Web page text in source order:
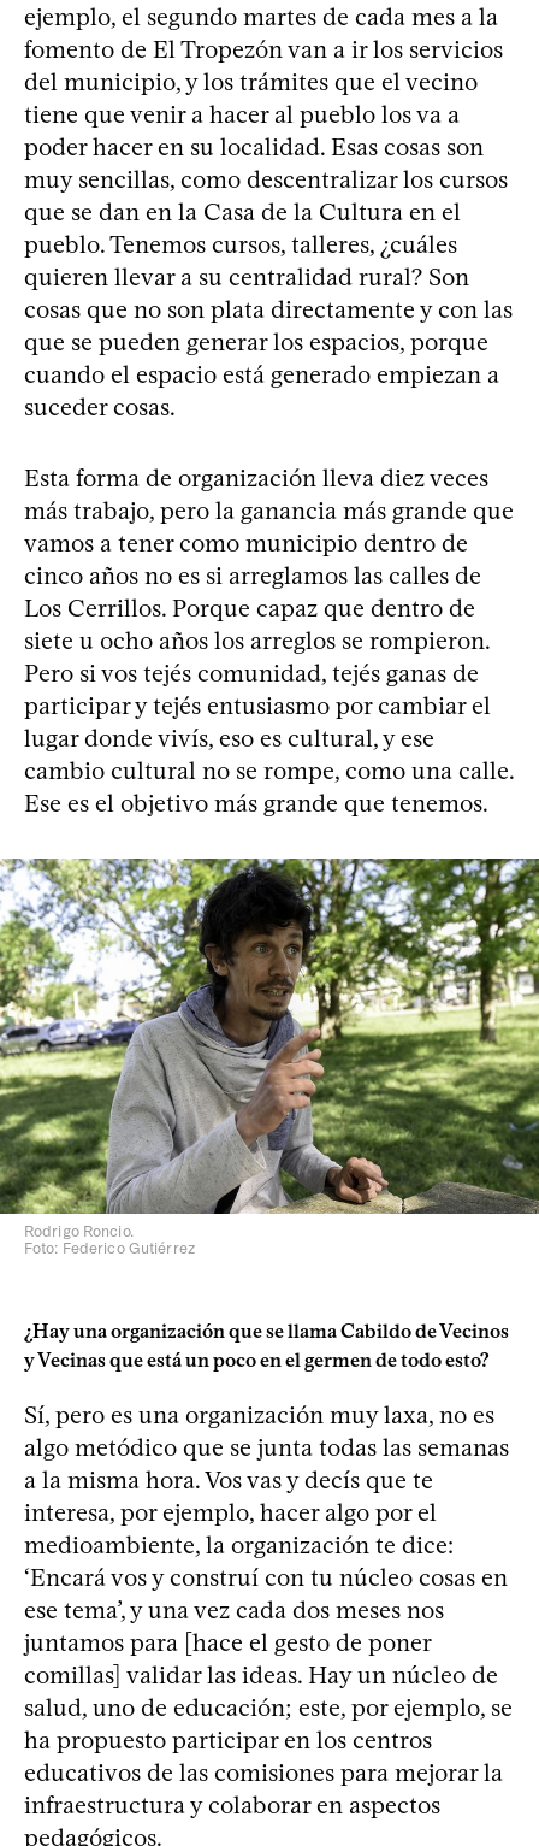
ejemplo, el segundo martes de cada mes a la
fomento de El Tropezón van a ir los servicios
del municipio, y los trámites que el vecino
tiene que venir a hacer al pueblo los va a
poder hacer en su localidad. Esas cosas son
muy sencillas, como descentralizar los cursos
que se dan en la Casa de la Cultura en el
pueblo. Tenemos cursos, talleres, ¿cuáles
quieren llevar a su centralidad rural? Son
cosas que no son plata directamente y con las
que se pueden generar los espacios, porque
cuando el espacio está generado empiezan a
suceder cosas.
Esta forma de organización lleva diez veces
más trabajo, pero la ganancia más grande que
vamos a tener como municipio dentro de
cinco años no es si arreglamos las calles de
Los Cerrillos. Porque capaz que dentro de
siete u ocho años los arreglos se rompieron.
Pero si vos tejés comunidad, tejés ganas de
participar y tejés entusiasmo por cambiar el
lugar donde vivís, eso es cultural, y ese
cambio cultural no se rompe, como una calle.
Ese es el objetivo más grande que tenemos.
Rodrigo Roncio.
Foto: Federico Gutiérrez
¿Hay una organización que se llama Cabildo de Vecinos
y Vecinas que está un poco en el germen de todo esto?
Sí, pero es una organización muy laxa, no es
algo metódico que se junta todas las semanas
a la misma hora. Vos vas y decís que te
interesa, por ejemplo, hacer algo por el
medioambiente, la organización te dice:
‘Encará vos y construí con tu núcleo cosas en
ese tema’, y una vez cada dos meses nos
juntamos para [hace el gesto de poner
comillas] validar las ideas. Hay un núcleo de
salud, uno de educación; este, por ejemplo, se
ha propuesto participar en los centros
educativos de las comisiones para mejorar la
infraestructura y colaborar en aspectos
pedagógicos.